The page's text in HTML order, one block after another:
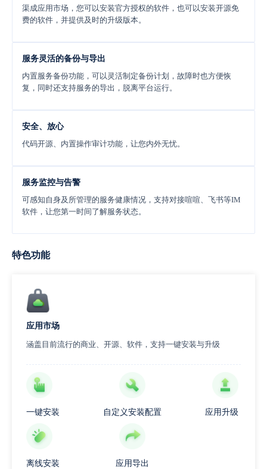
渠成应用市场，您可以安装官方授权的软件，也可以安装开源免
费的软件，并提供及时的升级版本。
服务灵活的备份与导出
内置服务备份功能，可以灵活制定备份计划，故障时也方便恢
复，同时还支持服务的导出，脱离平台运行。
安全、放心
代码开源、内置操作审计功能，让您内外无忧。
服务监控与告警
可感知自身及所管理的服务健康情况，支持对接喧喧、飞书等IM
软件，让您第一时间了解服务状态。
特色功能
应用市场
涵盖目前流行的商业、开源、软件，支持一键安装与升级
一键安装 自定义安装配置 应用升级
离线安装 应用导出